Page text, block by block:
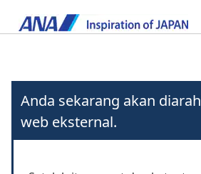
Anda sekarang akan
web eksternal.